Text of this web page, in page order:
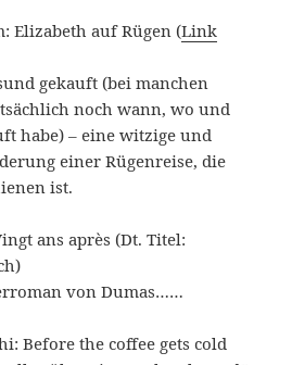
Elizabeth auf Rügen (Link
gekauft (bei manchen
noch wann, wo und
habe) – eine witzige und
einer Rügenreise, die
ist.
ans après (Dt. Titel:
von Dumas……
Before the coffee gets cold